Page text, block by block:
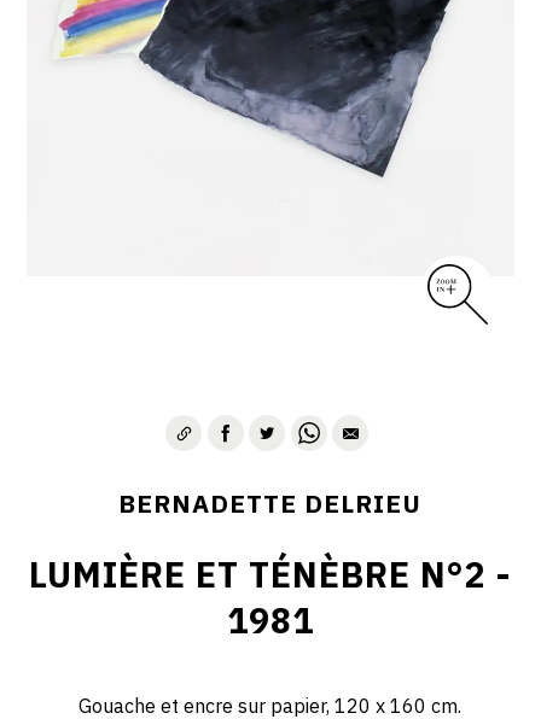
ECRITURE DE LUMIÈRE
PHOTO / PEINTURE
TÉNÈBRES ET LUMIÈRE
CONTACT
BERNADETTE DELRIEU
LUMIÈRE ET TÉNÈBRE N°2 -
1981
Gouache et encre sur papier, 120 x 160 cm.